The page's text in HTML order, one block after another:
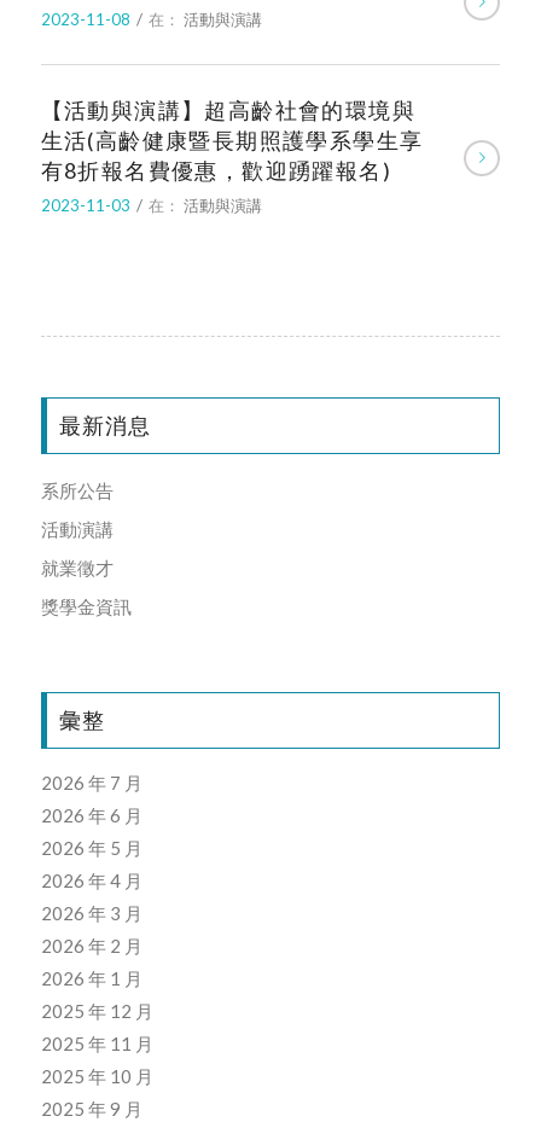
2023-11-08 / 在： 活動與演講
【活動與演講】超高齡社會的環境與
生活(高齡健康暨長期照護學系學生享
有8折報名費優惠，歡迎踴躍報名)
2023-11-03 / 在： 活動與演講
最新消息
系所公告
活動演講
就業徵才
獎學金資訊
彙整
2026 年 7 月
2026 年 6 月
2026 年 5 月
2026 年 4 月
2026 年 3 月
2026 年 2 月
2026 年 1 月
2025 年 12 月
2025 年 11 月
2025 年 10 月
2025 年 9 月